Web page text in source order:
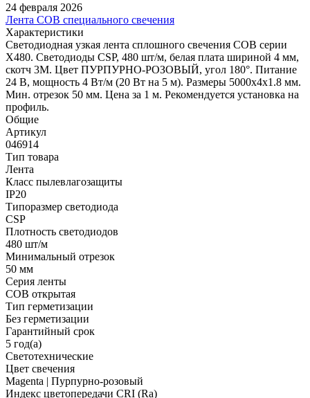
24 февраля 2026
Лента COB специального свечения
Характеристики
Светодиодная узкая лента сплошного свечения COB серии
X480. Светодиоды CSP, 480 шт/м, белая плата шириной 4 мм,
скотч 3M. Цвет ПУРПУРНО-РОЗОВЫЙ, угол 180°. Питание
24 В, мощность 4 Вт/м (20 Вт на 5 м). Размеры 5000х4х1.8 мм.
Мин. отрезок 50 мм. Цена за 1 м. Рекомендуется установка на
профиль.
Общие
Артикул
046914
Тип товара
Лента
Класс пылевлагозащиты
IP20
Типоразмер светодиода
CSP
Плотность светодиодов
480 шт/м
Минимальный отрезок
50 мм
Серия ленты
COB открытая
Тип герметизации
Без герметизации
Гарантийный срок
5 год(а)
Светотехнические
Цвет свечения
Magenta | Пурпурно-розовый
Индекс цветопередачи CRI (Ra)